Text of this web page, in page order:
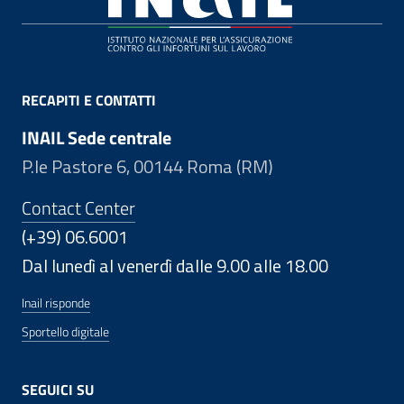
RECAPITI E CONTATTI
INAIL Sede centrale
P.le Pastore 6, 00144 Roma (RM)
Contact Center
(+39) 06.6001
Dal lunedì al venerdì dalle 9.00 alle 18.00
Inail risponde
Sportello digitale
SEGUICI SU